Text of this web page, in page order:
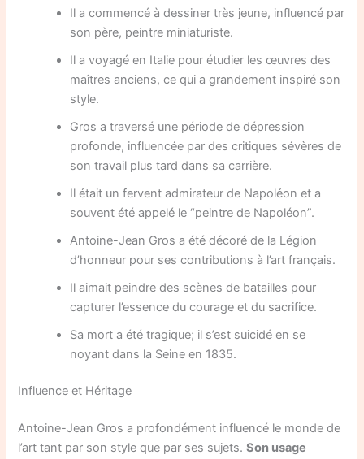
Il a commencé à dessiner très jeune, influencé par
son père, peintre miniaturiste.
Il a voyagé en Italie pour étudier les œuvres des
maîtres anciens, ce qui a grandement inspiré son
style.
Gros a traversé une période de dépression
profonde, influencée par des critiques sévères de
son travail plus tard dans sa carrière.
Il était un fervent admirateur de Napoléon et a
souvent été appelé le “peintre de Napoléon”.
Antoine-Jean Gros a été décoré de la Légion
d’honneur pour ses contributions à l’art français.
Il aimait peindre des scènes de batailles pour
capturer l’essence du courage et du sacrifice.
Sa mort a été tragique; il s’est suicidé en se
noyant dans la Seine en 1835.
Influence et Héritage
Antoine-Jean Gros a profondément influencé le monde de
l’art tant par son style que par ses sujets.Son usage